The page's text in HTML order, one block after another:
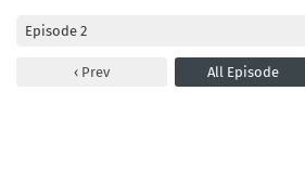
Prev All Episode